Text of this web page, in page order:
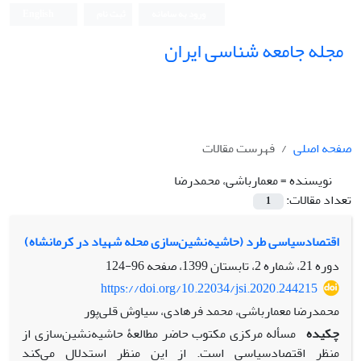
مجله جامعه شناسی ایران
صفحه اصلی
فهرست مقالات
نویسنده =معمارباشی، محمدرضا
تعداد مقالات:
1
اقتصادسیاسی طرد (حاشیه‌نشین‌سازی محله شهیاد در کرمانشاه)
دوره 21، شماره 2، تابستان 1399، صفحه
96-124
https://doi.org/10.22034/jsi.2020.244215
محمدرضا معمارباشی، محمد فرهادی، سیاوش قلی‌پور
چکیده مسأله‌ مرکزی مکتوب حاضر مطالعۀ حاشیه‌نشین‌سازی از
منظر اقتصادسیاسی است. از این منظر استدلال می‌کند